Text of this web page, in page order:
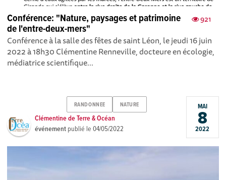
921
Conférence: "Nature, paysages et patrimoine
de l'entre-deux-mers"
Conférence à la salle des fêtes de saint Léon, le jeudi 16 juin
2022 à 18h30 Clémentine Renneville, docteure en écologie,
médiatrice scientifique...
RANDONNEE NATURE
Clémentine de Terre & Océan
événement publié le04/05/2022
MAI
8
2022